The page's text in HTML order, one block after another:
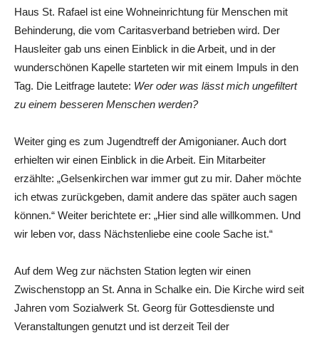
Haus St. Rafael ist eine Wohneinrichtung für Menschen mit
Behinderung, die vom Caritasverband betrieben wird. Der
Hausleiter gab uns einen Einblick in die Arbeit, und in der
wunderschönen Kapelle starteten wir mit einem Impuls in den
Tag. Die Leitfrage lautete: Wer oder was lässt mich ungefiltert
zu einem besseren Menschen werden?
Weiter ging es zum Jugendtreff der Amigonianer. Auch dort
erhielten wir einen Einblick in die Arbeit. Ein Mitarbeiter
erzählte: „Gelsenkirchen war immer gut zu mir. Daher möchte
ich etwas zurückgeben, damit andere das später auch sagen
können.“ Weiter berichtete er: „Hier sind alle willkommen. Und
wir leben vor, dass Nächstenliebe eine coole Sache ist.“
Auf dem Weg zur nächsten Station legten wir einen
Zwischenstopp an St. Anna in Schalke ein. Die Kirche wird seit
Jahren vom Sozialwerk St. Georg für Gottesdienste und
Veranstaltungen genutzt und ist derzeit Teil der